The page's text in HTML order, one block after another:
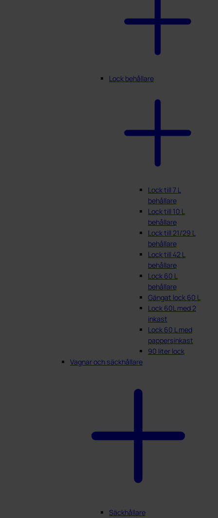
Lock behållare
Lock till 7 L
behållare
Lock till 10 L
behållare
Lock till 21/29 L
behållare
Lock till 42 L
behållare
Lock 60 L
behållare
Gängat lock 60 L
Lock 60L med 2
inkast
Lock 60 L med
pappersinkast
90 liter lock
Vagnar och säckhållare
Säckhållare